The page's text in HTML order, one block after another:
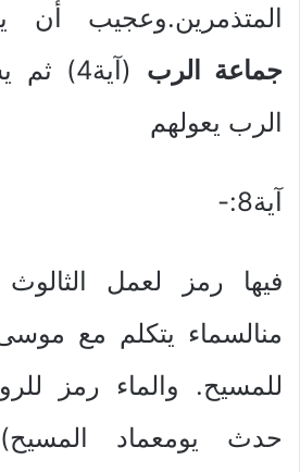
المتذمرين.وعجيب أن
جماعة الرب
(آية4)
الرب يعولهم
آية8:-
فيها رمز لعمل
منالسماء يتكلم مع
للمسيح. والماء رمز
حدث يومعماد